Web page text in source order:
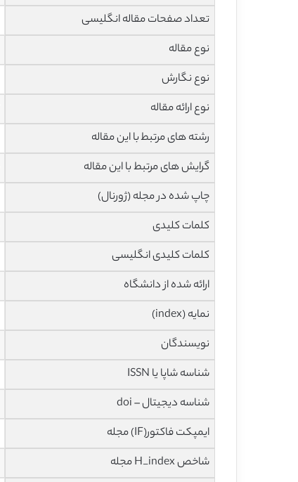
تعداد صفحات مقاله انگلیسی
نوع مقاله
نوع نگارش
نوع ارائه مقاله
رشته های مرتبط با این مقاله
گرایش های مرتبط با این مقاله
چاپ شده در مجله (ژورنال)
کلمات کلیدی
کلمات کلیدی انگلیسی
ارائه شده از دانشگاه
نمایه (index)
نویسندگان
شناسه شاپا یا ISSN
شناسه دیجیتال – doi
ایمپکت فاکتور(IF) مجله
شاخص H_index مجله